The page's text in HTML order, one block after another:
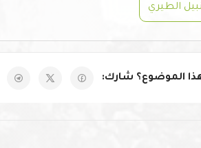
نبيل الطيري
الموضوع؟ شارك: